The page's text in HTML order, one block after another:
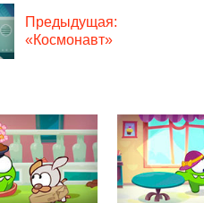
Предыдущая:
«Космонавт»